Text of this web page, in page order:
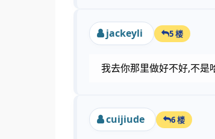
jackeyli 5 楼
我去你那里做好不好,不是
cuijiude 6 楼